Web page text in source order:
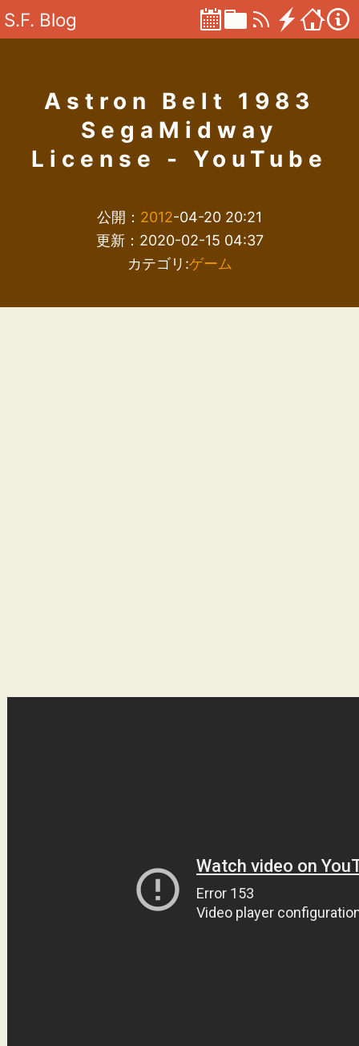
S.F. Blog
Astron Belt 1983
SegaMidway
License - YouTube
公開： 2012-04-20 20:21
更新：2020-02-15 04:37
カテゴリ:ゲーム